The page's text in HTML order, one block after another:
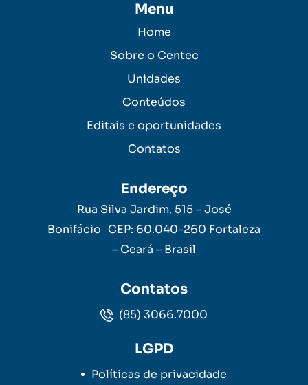
Menu
Home
Sobre o Centec
Unidades
Conteúdos
Editais e oportunidades
Contatos
Endereço
Rua Silva Jardim, 515 – José
Bonifácio CEP: 60.040-260 Fortaleza
– Ceará – Brasil
Contatos
(85) 3066.7000
LGPD
Políticas de privacidade